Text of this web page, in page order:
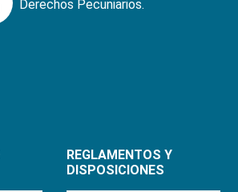
Derechos Pecuniarios.
REGLAMENTOS Y
DISPOSICIONES